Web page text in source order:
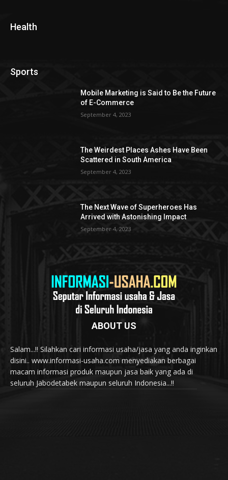
Health
Sports
Mobile Marketing is Said to Be the Future
of E-Commerce
September 4, 2023
The Weirdest Places Ashes Have Been
Scattered in South America
September 4, 2023
The Next Wave of Superheroes Has
Arrived with Astonishing Impact
September 4, 2023
ABOUT US
Salam...!! Silahkan cari informasi usaha/jasa yang anda inginkan
disini.. www.informasi-usaha.com menyediakan berbagai
macam informasi produk maupun jasa baik yang ada di
seluruh Jabodetabek maupun seluruh Indonesia...!!